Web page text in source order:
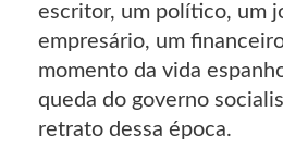
escritor, um político, um
empresário, um
momento da vida
queda do governo
retrato dessa época.